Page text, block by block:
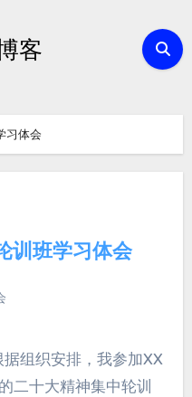
客
习体会
训班学习体会
二十大精神集中轮训